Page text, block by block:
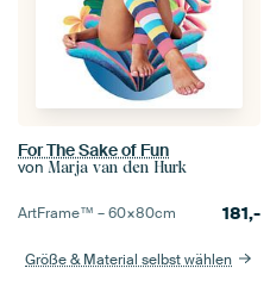
For The Sake of Fun
von Marja van den Hurk
ArtFrame™ –60×80cm 181,-
Größe & Material selbst wählen